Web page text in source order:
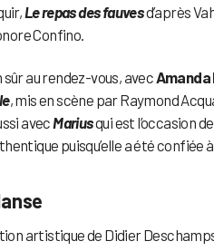
Le repas des fauvesd’après
Confino.
sûr au rendez-vous, avec
, mis en scène par Raymond
avecMariusqui est l’occasion
puisqu’elle a été confiée
artistique de Didier